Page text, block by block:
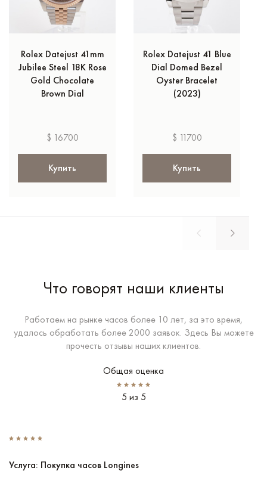
Rolex Datejust 41mm
Jubilee Steel 18K Rose
Gold Chocolate
Brown Dial
$ 16700
Купить
Rolex Datejust 41 Blue
Dial Domed Bezel
Oyster Bracelet
(2023)
$ 11700
Купить
Что говорят наши клиенты
Работаем на рынке часов более 10 лет, за это время,
удалось обработать более 2000 заявок. Здесь Вы можете
прочесть отзывы наших клиентов.
Общая оценка
5 из 5
Услуга: Покупка часов Longines